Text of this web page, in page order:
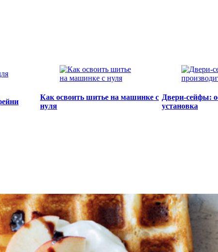
Как освоить шитье на машинке с
нуля
Двери-сейфы:
установка